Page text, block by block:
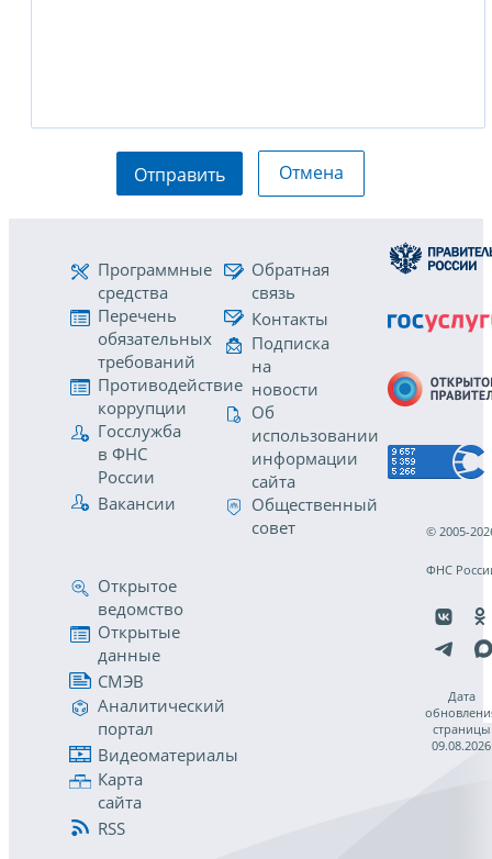
Отправить Отмена
Программные
средства
Перечень
обязательных
требований
Противодействие
коррупции
Госслужба
в ФНС
России
Вакансии
Обратная
связь
Контакты
Подписка
на
новости
Об
использовании
информации
сайта
Общественный
совет
Открытое
ведомство
Открытые
данные
СМЭВ
Аналитический
портал
Видеоматериалы
Карта
сайта
RSS
© 2005-
ФНС
Дата
страницы
09.08.2026